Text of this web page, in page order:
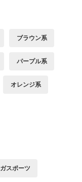
ブラウン系
パープル系
オレンジ系
スポーツ